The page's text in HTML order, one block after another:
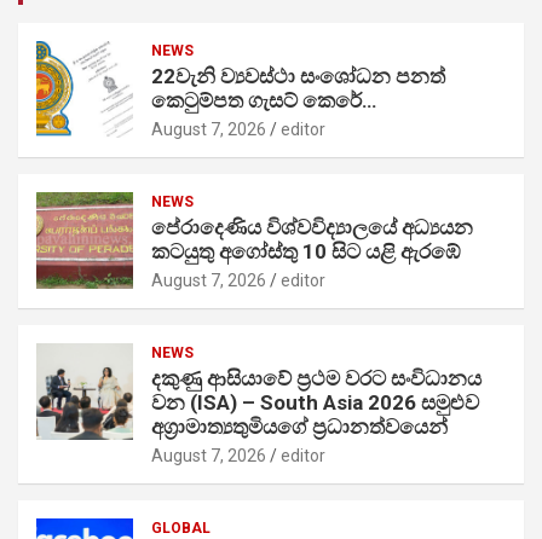
NEWS
22වැනි ව්‍යවස්ථා සංශෝධන පනත්
කෙටුම්පත ගැසට් කෙරේ…
August 7, 2026 editor
NEWS
පේරාදෙණිය විශ්වවිද්‍යාලයේ අධ්‍යයන
කටයුතු අගෝස්තු 10 සිට යළි ඇරඹේ
August 7, 2026 editor
NEWS
දකුණු ආසියාවේ ප්‍රථම වරට සංවිධානය
වන (ISA) – South Asia 2026 සමුළුව
අග්‍රාමාත්‍යතුමියගේ ප්‍රධානත්වයෙන්
August 7, 2026 editor
GLOBAL